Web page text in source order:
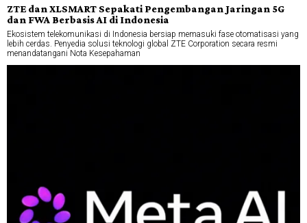
ZTE dan XLSMART Sepakati Pengembangan Jaringan 5G
dan FWA Berbasis AI di Indonesia
Ekosistem telekomunikasi di Indonesia bersiap memasuki fase otomatisasi yang
lebih cerdas. Penyedia solusi teknologi global ZTE Corporation secara resmi
menandatangani Nota Kesepahaman